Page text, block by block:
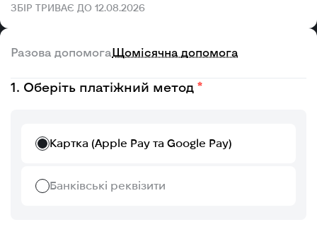
ЗБІР ТРИВАЄ ДО 12.08.2026
Разова допомогаЩомісячна допомога
Оберіть платіжний метод
Картка (Apple Pay та Google Pay)
Банківські реквізити